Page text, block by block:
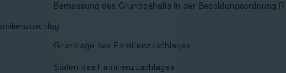
Bemessung des Grundgehalts in der Besoldungsordnung R
Grundlage des Familienzuschlages
Stufen des Familienzuschlages